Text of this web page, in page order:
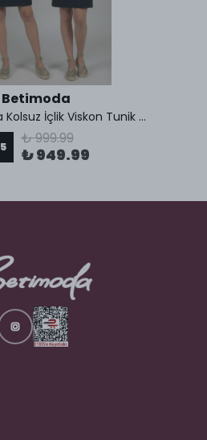
Betimoda
Kadın Dik Yaka Kolsuz İçlik Viskon Tunik 2 Adet
5 ₺ 999.99
₺ 949.99